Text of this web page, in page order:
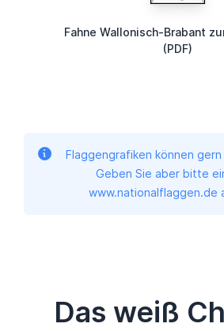
Fahne Wallonisch-Brabant
(PDF)
Flaggengrafiken können
Geben Sie aber bitte
www.nationalflaggen.de
Das weiß